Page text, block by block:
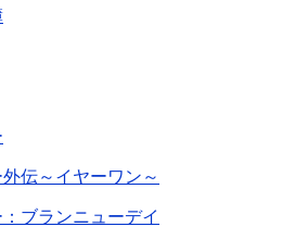
伝～イヤーワン～
ブランニューデイ